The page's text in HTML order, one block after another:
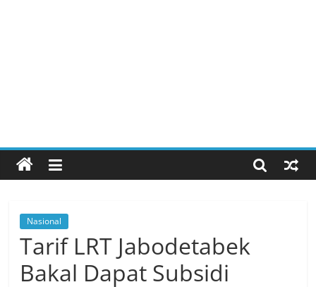
Nasional
Tarif LRT Jabodetabek
Bakal Dapat Subsidi